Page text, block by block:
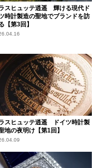
スヒュッテ逍遥 輝ける現代ド
時計製造の聖地でブランドを訪
【第3回】
スヒュッテ逍遥 ドイツ時計製
地の夜明け【第1回】